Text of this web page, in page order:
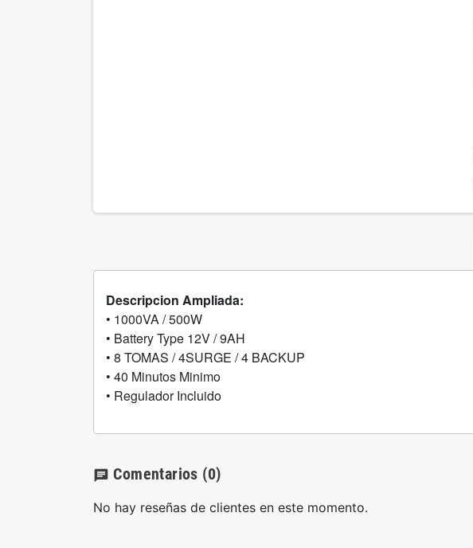
Descripcion Ampliada:
• 1000VA / 500W
• Battery Type 12V / 9AH
• 8 TOMAS / 4SURGE / 4 BACKUP
• 40 Minutos Minimo
• Regulador Incluido
chat Comentarios (0)
No hay reseñas de clientes en este momento.